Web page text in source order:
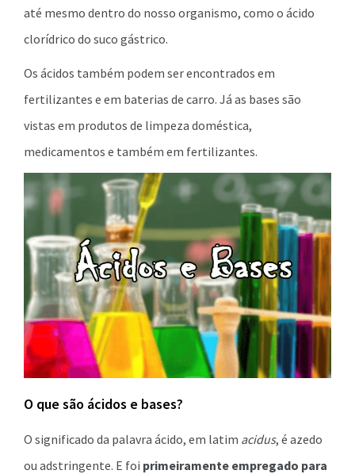
até mesmo dentro do nosso organismo, como o ácido
clorídrico do suco gástrico.
Os ácidos também podem ser encontrados em
fertilizantes e em baterias de carro. Já as bases são
vistas em produtos de limpeza doméstica,
medicamentos e também em fertilizantes.
O que são ácidos e bases?
O significado da palavra ácido, em latim acidus, é azedo
ou adstringente. E foi primeiramente empregado para